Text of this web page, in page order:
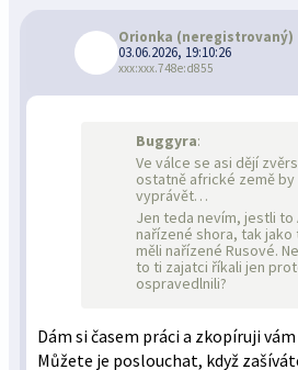
Orionka (neregistrovaný)
03.06.2026, 19:10:26
xxx:xxx.748e:d855
Buggyra:
Ve válce se asi dějí
ostatně africké země by
vyprávět…
Jen teda nevím, jestli to
nařízené shora, tak jako
měli nařízené Rusové.
to ti zajatci říkali jen
ospravedlnili?
Dám si časem práci a zkopíruji
Můžete je poslouchat, když